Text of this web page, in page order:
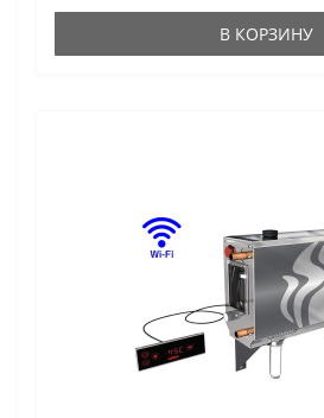
В КОРЗИНУ